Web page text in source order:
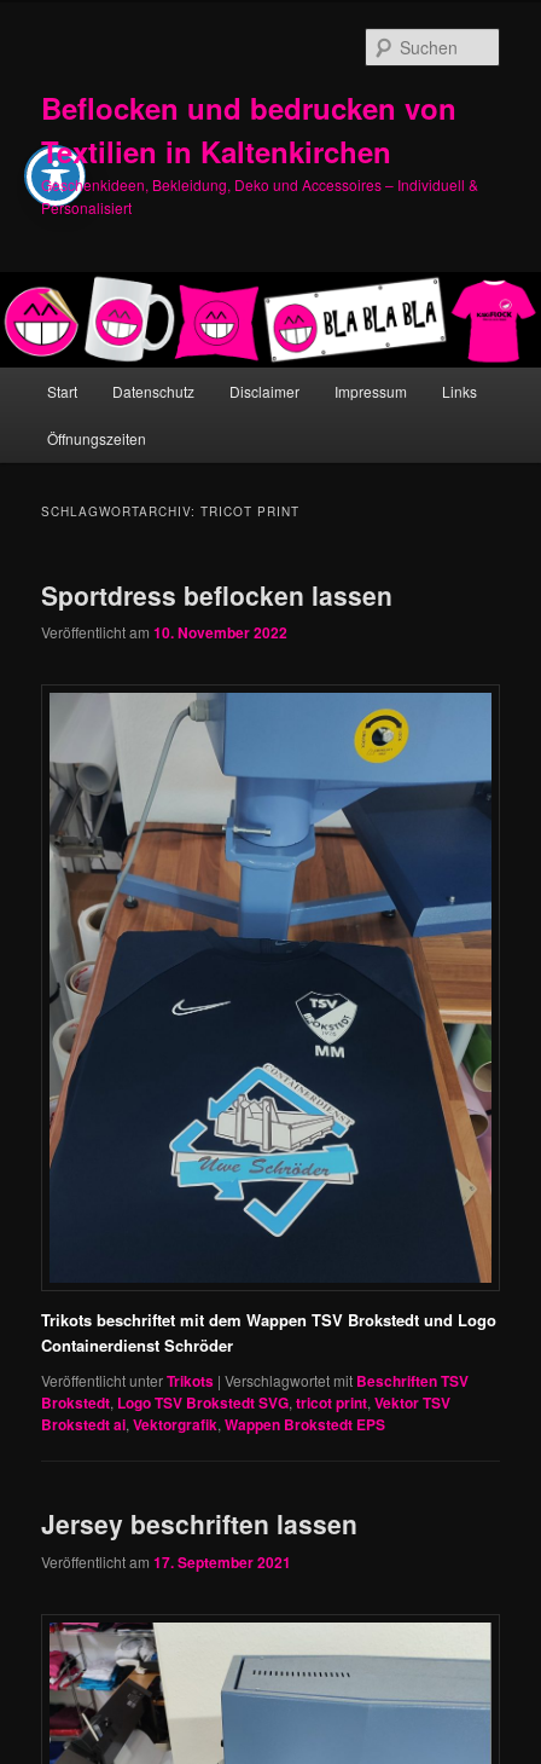
Beflocken und bedrucken von
Textilien in Kaltenkirchen
Geschenkideen, Bekleidung, Deko und Accessoires – Individuell &
Personalisiert
Start Datenschutz Disclaimer Impressum Links
Öffnungszeiten
SCHLAGWORTARCHIV:TRICOT PRINT
Sportdress beflocken lassen
Veröffentlicht am10. November 2022
Trikots beschriftet mit dem Wappen TSV Brokstedt und Logo
Containerdienst Schröder
Veröffentlicht unterTrikots |Verschlagwortet mit Beschriften TSV
Brokstedt, Logo TSV Brokstedt SVG,tricot print,Vektor TSV
Brokstedt ai,Vektorgrafik,Wappen Brokstedt EPS
Jersey beschriften lassen
Veröffentlicht am17. September 2021